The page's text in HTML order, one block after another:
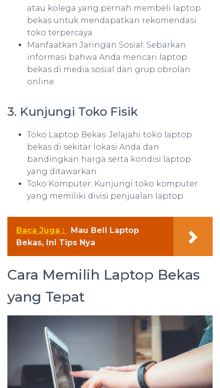
atau kolega yang pernah membeli laptop
bekas untuk mendapatkan rekomendasi
toko terpercaya.
Manfaatkan Jaringan Sosial: Sebarkan
informasi bahwa Anda mencari laptop
bekas di media sosial dan grup obrolan
online.
3. Kunjungi Toko Fisik
Toko Laptop Bekas: Jelajahi toko laptop
bekas di sekitar lokasi Anda dan
bandingkan harga serta kondisi laptop
yang ditawarkan.
Toko Komputer: Kunjungi toko komputer
yang memiliki divisi penjualan laptop
Baca Juga :
Mau Beli Laptop
Bekas, Ini Tips Nya
Cara Memilih Laptop Bekas
yang Tepat